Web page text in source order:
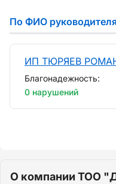
По ФИО руководителя
ИП ТЮРЯЕВ
Благонадежность:
0 нарушений
О компании ТОО